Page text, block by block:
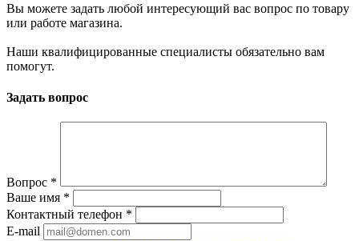
Вы можете задать любой интересующий вас вопрос по товару
или работе магазина.
Наши квалифицированные специалисты обязательно вам
помогут.
Задать вопрос
Вопрос *
Ваше имя *
Контактный телефон *
E-mail